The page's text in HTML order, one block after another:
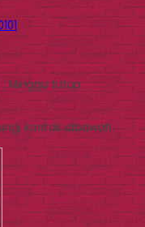
, Minggu tutup
kontak dibawah: